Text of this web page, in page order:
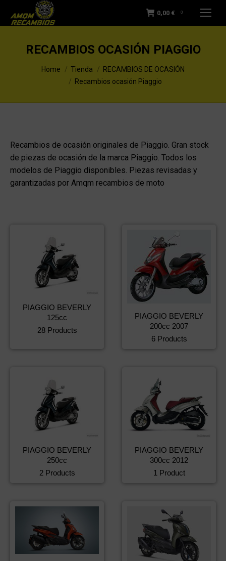
0,00 € 0
RECAMBIOS OCASIÓN PIAGGIO
You are here:Home Tienda
RECAMBIOS DE OCASIÓN
Recambios ocasión Piaggio
Recambios de ocasión originales de Piaggio. Gran stock
de piezas de ocasión de la marca Piaggio. Todos los
modelos de Piaggio disponibles. Piezas revisadas y
garantizadas por Amqm recambios de moto
PIAGGIO BEVERLY
125cc
28 Products
PIAGGIO BEVERLY
200cc 2007
6 Products
PIAGGIO BEVERLY
250cc
2 Products
PIAGGIO BEVERLY
300cc 2012
1 Product